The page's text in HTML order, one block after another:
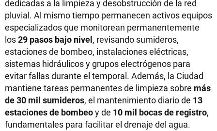
dedicadas a la limpieza y desobstrucción de la red
pluvial. Al mismo tiempo permanecen activos equipos
especializados que monitorean permanentemente
los29 pasos bajo nivel, revisando sumideros,
estaciones de bombeo, instalaciones eléctricas,
sistemas hidráulicos y grupos electrógenos para
evitar fallas durante el temporal. Además, la Ciudad
mantiene tareas permanentes de limpieza sobre más
de 30 mil sumideros, el mantenimiento diario de 13
estaciones de bombeoy de 10 mil bocas de registro,
fundamentales para facilitar el drenaje del agua.